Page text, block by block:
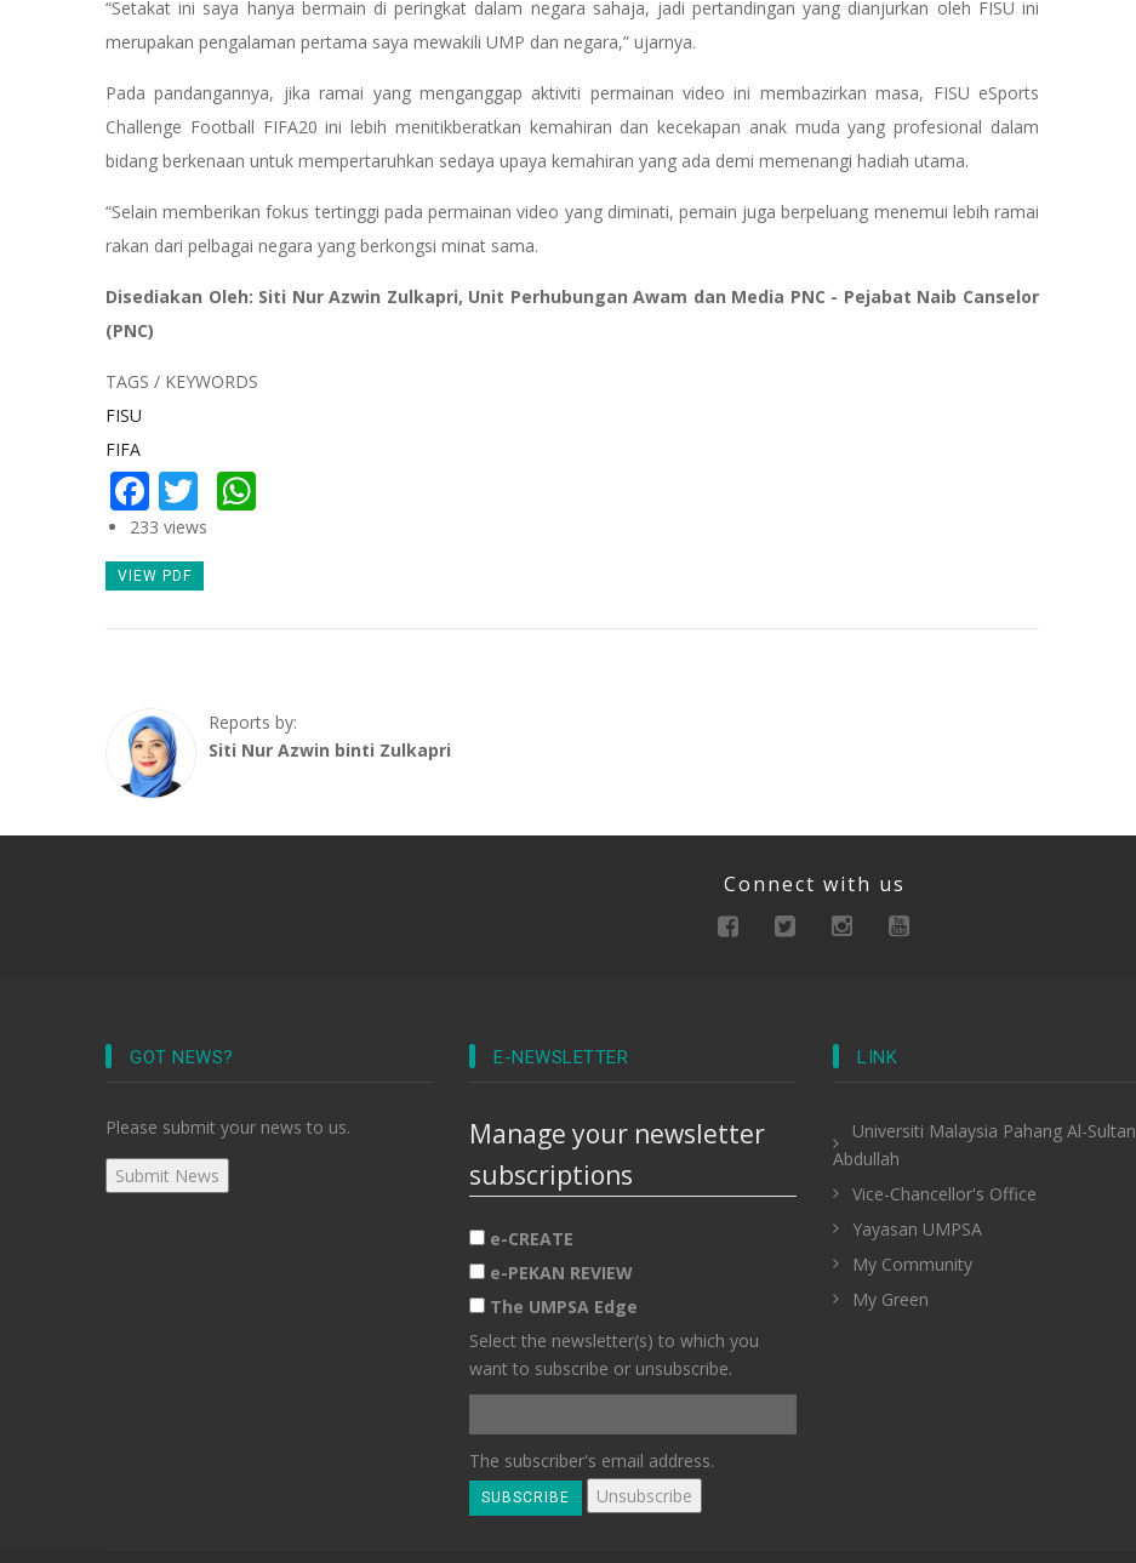
“Setakat ini saya hanya bermain di peringkat dalam negara sahaja, jadi pertandingan yang dianjurkan oleh FISU ini
merupakan pengalaman pertama saya mewakili UMP dan negara,” ujarnya.
Pada pandangannya, jika ramai yang menganggap aktiviti permainan video ini membazirkan masa, FISU eSports
Challenge Football FIFA20 ini lebih menitikberatkan kemahiran dan kecekapan anak muda yang profesional dalam
bidang berkenaan untuk mempertaruhkan sedaya upaya kemahiran yang ada demi memenangi hadiah utama.
“Selain memberikan fokus tertinggi pada permainan video yang diminati, pemain juga berpeluang menemui lebih ramai
rakan dari pelbagai negara yang berkongsi minat sama.
Disediakan Oleh: Siti Nur Azwin Zulkapri, Unit Perhubungan Awam dan Media PNC - Pejabat Naib Canselor
(PNC)
TAGS / KEYWORDS
FISU
FIFA
Facebook
Twitter
233 views
VIEW PDF
Reports by:
Siti Nur Azwin binti Zulkapri
Connect with us
GOT NEWS?
Please submit your news to us.
E-NEWSLETTER
Manage your newsletter
subscriptions
e-CREATE
e-PEKAN REVIEW
The UMPSA Edge
Select the newsletter(s) to which you
want to subscribe or unsubscribe.
The subscriber's email address.
LINK
Universiti Malaysia Pahang Al-Sultan
Abdullah
Vice-Chancellor's Office
Yayasan UMPSA
My Community
My Green